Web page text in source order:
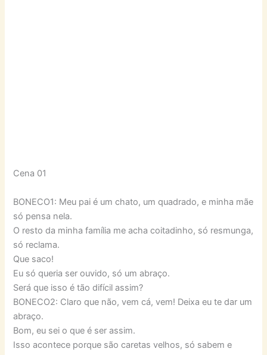
Cena 01
BONECO1: Meu pai é um chato, um quadrado, e minha mãe
só pensa nela.
O resto da minha família me acha coitadinho, só resmunga,
só reclama.
Que saco!
Eu só queria ser ouvido, só um abraço.
Será que isso é tão difícil assim?
BONECO2: Claro que não, vem cá, vem! Deixa eu te dar um
abraço.
Bom, eu sei o que é ser assim.
Isso acontece porque são caretas velhos, só sabem e